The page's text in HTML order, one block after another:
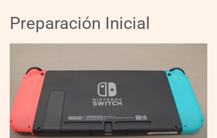
Preparación Inicial